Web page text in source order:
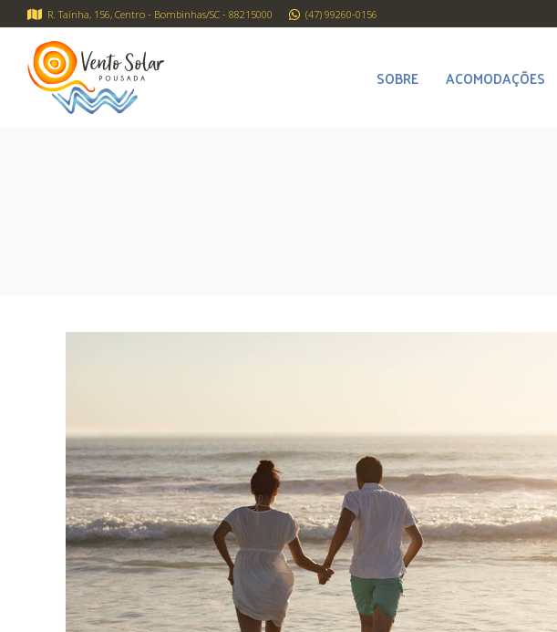
R. Tainha, 156, Centro - Bombinhas/SC - 88215000 (47) 99260-0156
SOBRE ACOMODAÇÕES